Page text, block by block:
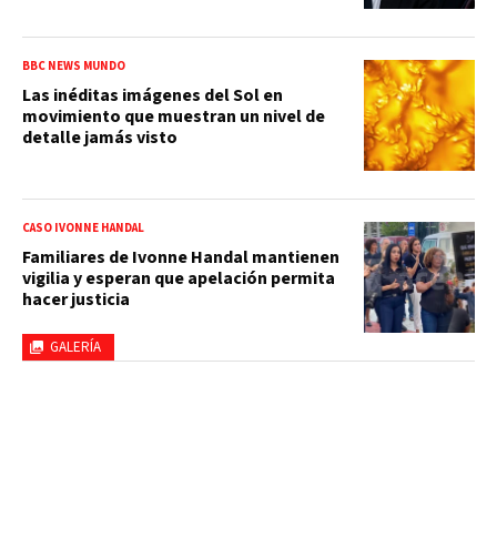
BBC NEWS MUNDO
Las inéditas imágenes del Sol en
movimiento que muestran un nivel de
detalle jamás visto
GALERÍA
CASO IVONNE HANDAL
Familiares de Ivonne Handal mantienen
vigilia y esperan que apelación permita
hacer justicia